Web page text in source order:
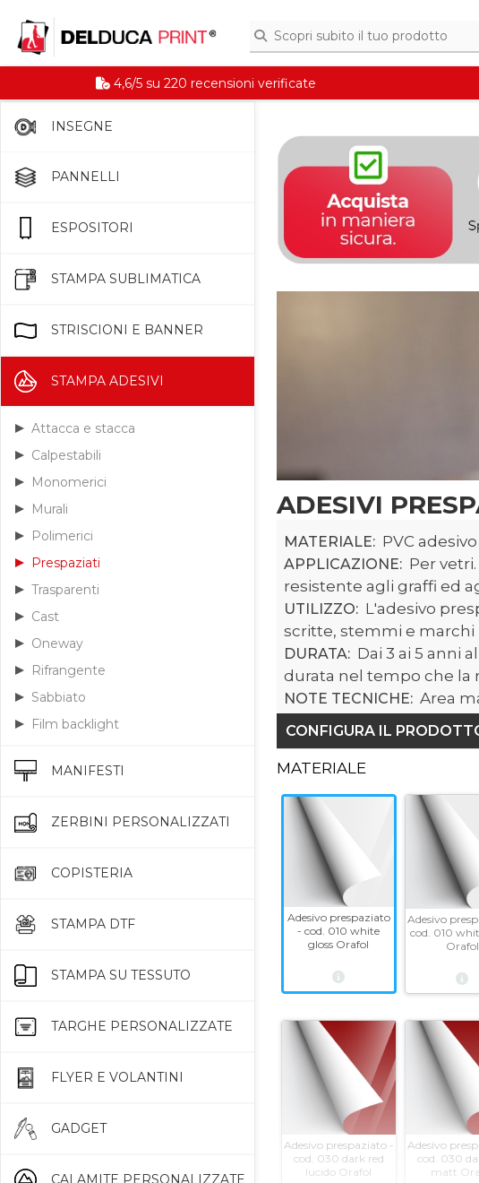
4,6/5 su 220 recensioni verificate
INSEGNE
PANNELLI
ESPOSITORI
STAMPA SUBLIMATICA
STRISCIONI E BANNER
STAMPA ADESIVI
Attacca e stacca
Calpestabili
Monomerici
Murali
Polimerici
Prespaziati
Trasparenti
Cast
Oneway
Rifrangente
Sabbiato
Film backlight
MANIFESTI
ZERBINI PERSONALIZZATI
COPISTERIA
STAMPA DTF
STAMPA SU TESSUTO
TARGHE PERSONALIZZATE
FLYER E VOLANTINI
GADGET
CALAMITE PERSONALIZZATE
ADESIVI
MATERIALE: PVC
APPLICAZIONE: Per
resistente agli graffi ed
UTILIZZO: L'adesivo
scritte, stemmi e marchi
DURATA: Dai 3 ai 5 anni
durata nel tempo che la
NOTE TECNICHE: Area
CONFIGURA IL
MATERIALE
Adesivo prespaziato
- cod. 010 white
gloss Orafol
Adesivo
cod. 010
Orafol
Adesivo prespaziato -
cod. 030 dark red
lucido Orafol
Adesivo
cod. 030
matt